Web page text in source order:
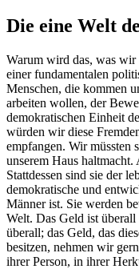
Die eine Welt
Warum wird das, was
einer fundamentalen
Menschen, die kommen
arbeiten wollen, der
demokratischen Einheit
würden wir diese
empfangen. Wir müssten
unserem Haus haltmacht.
Stattdessen sind sie der
demokratische und
Männer ist. Sie werden
Welt. Das Geld ist
überall; das Geld, das
besitzen, nehmen wir
ihrer Person, in ihrer